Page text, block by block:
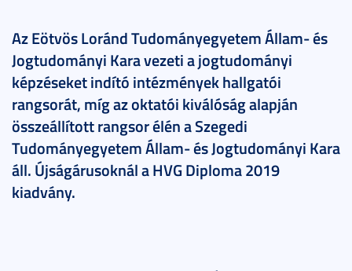
Az Eötvös Loránd Tudományegyetem Állam- és
Jogtudományi Kara vezeti a jogtudományi
képzéseket indító intézmények hallgatói
rangsorát, míg az oktatói kiválóság alapján
összeállított rangsor élén a Szegedi
Tudományegyetem Állam- és Jogtudományi Kara
áll. Újságárusoknál a HVG Diploma 2019
kiadvány.